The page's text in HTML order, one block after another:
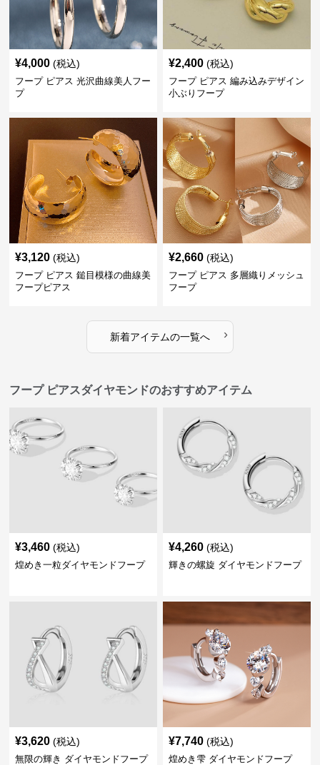
¥4,000 (税込)
フープ ピアス 光沢曲線美人フー
プ
¥2,400 (税込)
フープ ピアス 編み込みデザイン
小ぶりフープ
¥3,120 (税込)
フープ ピアス 鎚目模様の曲線美
フープピアス
¥2,660 (税込)
フープ ピアス 多層織りメッシュ
フープ
新着アイテムの一覧へ ›
フープ ピアスダイヤモンドのおすすめアイテム
¥3,460 (税込)
煌めき一粒ダイヤモンドフープ
¥4,260 (税込)
輝きの螺旋 ダイヤモンドフープ
¥3,620 (税込)
無限の輝き ダイヤモンドフープ
¥7,740 (税込)
煌めき雫 ダイヤモンドフープ